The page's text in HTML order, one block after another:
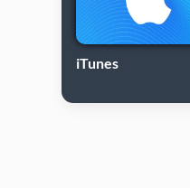
iTunes